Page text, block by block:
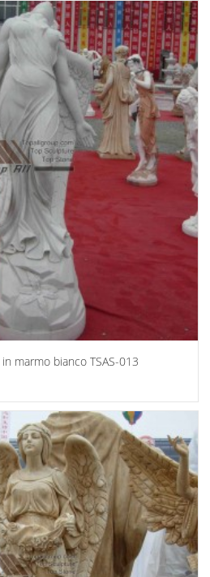
marmo bianco TSAS-013